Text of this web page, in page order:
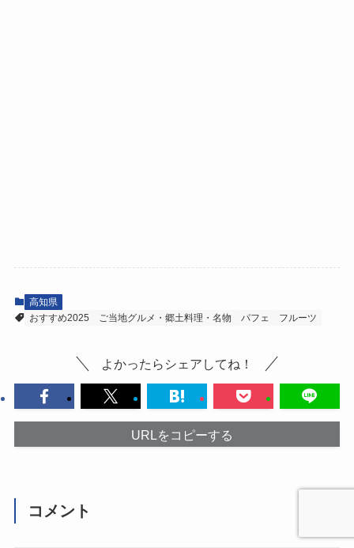
高知県
おすすめ2025
ご当地グルメ・郷土料理・名物 パフェ フルーツ
よかったらシェアしてね！
URLをコピーする
コメント